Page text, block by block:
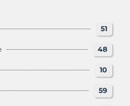
51
48
10
59